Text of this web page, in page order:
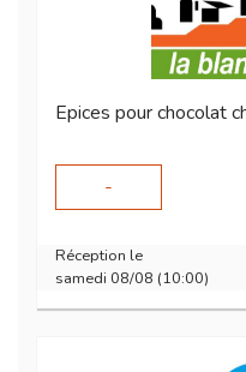
Epices pour chocolat
-
Réception le
samedi 08/08 (10:00)